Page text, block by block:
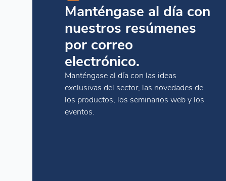
Manténgase al día con
nuestros resúmenes
por correo
electrónico.
Manténgase al día con las ideas
exclusivas del sector, las novedades de
los productos, los seminarios web y los
eventos.